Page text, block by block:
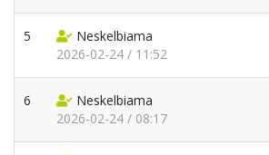
5
Neskelbiama
2026-02-24 / 11:52
6
Neskelbiama
2026-02-24 / 08:17